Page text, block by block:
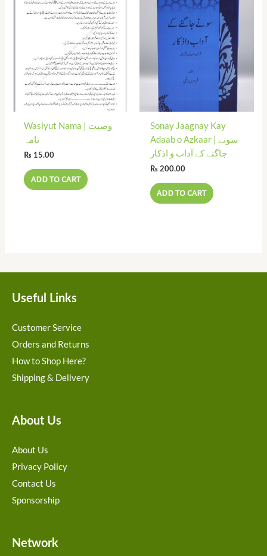
Wasiyut Nama | وصیت
نامہ
₨15.00
ADD TO CART
Sonay Jaagnay Kay
Adaab o Azkaar | سونے
جاگنے کے آداب و اذکار
₨200.00
ADD TO CART
Useful Links
Customer Service
Orders and Returns
How to Shop Here?
Shipping & Delivery
About Us
About Us
Privacy Policy
Contact Us
Sponsorship
Network